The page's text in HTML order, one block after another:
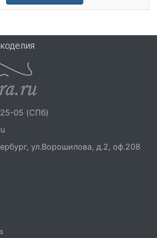
05 (СПб)
ул.Ворошилова, д.2, оф.208